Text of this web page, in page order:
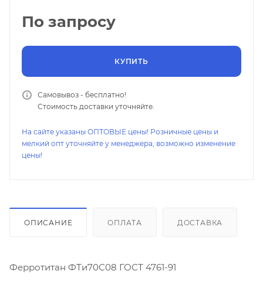
По запросу
КУПИТЬ
Самовывоз - бесплатно!
Стоимость доставки уточняйте.
На сайте указаны ОПТОВЫЕ цены! Розничные цены и
мелкий опт уточняйте у менеджера, возможно изменение
цены!
ОПИСАНИЕ ОПЛАТА ДОСТАВКА
Ферротитан ФТи70С08 ГОСТ 4761-91